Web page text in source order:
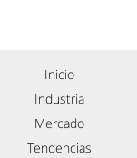
Inicio
Industria
Mercado
Tendencias